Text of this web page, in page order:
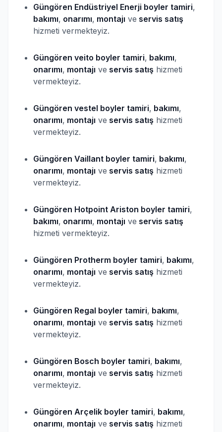
Güngören Endüstriyel Enerji boyler tamiri,
bakımı, onarımı, montajı ve servis satış
hizmeti vermekteyiz.
Güngören veito boyler tamiri, bakımı,
onarımı, montajı ve servis satış hizmeti
vermekteyiz.
Güngören vestel boyler tamiri, bakımı,
onarımı, montajı ve servis satış hizmeti
vermekteyiz.
Güngören Vaillant boyler tamiri, bakımı,
onarımı, montajı ve servis satış hizmeti
vermekteyiz.
Güngören Hotpoint Ariston boyler tamiri,
bakımı, onarımı, montajı ve servis satış
hizmeti vermekteyiz.
Güngören Protherm boyler tamiri, bakımı,
onarımı, montajı ve servis satış hizmeti
vermekteyiz.
Güngören Regal boyler tamiri, bakımı,
onarımı, montajı ve servis satış hizmeti
vermekteyiz.
Güngören Bosch boyler tamiri, bakımı,
onarımı, montajı ve servis satış hizmeti
vermekteyiz.
Güngören Arçelik boyler tamiri, bakımı,
onarımı, montajı ve servis satış hizmeti